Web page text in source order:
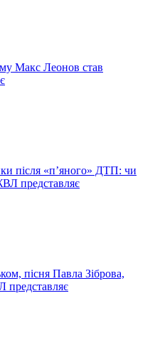
Макс Леонов став
після «п’яного» ДТП: чи
представляє
пісня Павла Зіброва,
представляє